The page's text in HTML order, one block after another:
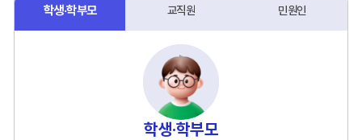
학생·학부모 교직원 민원인
학생·학부모